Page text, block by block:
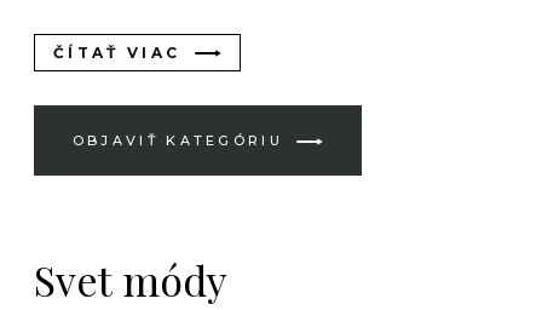
ČÍTAŤ VIAC
OBJAVIŤ KATEGÓRIU
Svet módy